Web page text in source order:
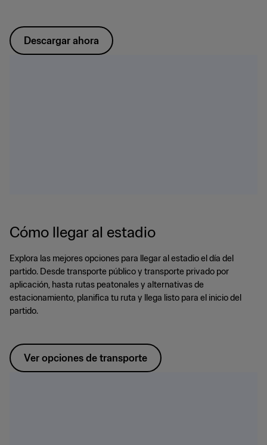
Descargar ahora
Cómo llegar al estadio
Explora las mejores opciones para llegar al estadio el día del
partido. Desde transporte público y transporte privado por
aplicación, hasta rutas peatonales y alternativas de
estacionamiento, planifica tu ruta y llega listo para el inicio del
partido.
Ver opciones de transporte